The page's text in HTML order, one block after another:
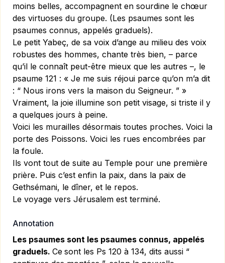
moins belles, accompagnent en sourdine le chœur
des virtuoses du groupe. (Les psaumes sont les
psaumes connus, appelés graduels).
Le petit Yabeç, de sa voix d’ange au milieu des voix
robustes des hommes, chante très bien, – parce
qu’il le connaît peut-être mieux que les autres –, le
psaume 121 : « Je me suis réjoui parce qu’on m’a dit
: “ Nous irons vers la maison du Seigneur. ” »
Vraiment, la joie illumine son petit visage, si triste il y
a quelques jours à peine.
Voici les murailles désormais toutes proches. Voici la
porte des Poissons. Voici les rues encombrées par
la foule.
Ils vont tout de suite au Temple pour une première
prière. Puis c’est enfin la paix, dans la paix de
Gethsémani, le dîner, et le repos.
Le voyage vers Jérusalem est terminé.
Annotation
Les psaumes sont les psaumes connus, appelés
graduels. Ce sont les Ps 120 à 134, dits aussi “